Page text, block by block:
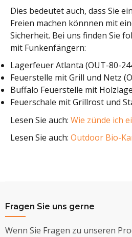
Dies bedeutet auch, dass Sie
Freien machen könnnen mit
Sicherheit. Bei uns finden Sie
mit Funkenfängern:
Lagerfeuer Atlanta (OUT-80-
Feuerstelle mit Grill und Netz
Buffalo Feuerstelle mit
Feuerschale mit Grillrost und
Lesen Sie auch: Wie zünde ich
Lesen Sie auch: Outdoor Bio-
Fragen Sie uns gerne
Wenn Sie Fragen zu unseren